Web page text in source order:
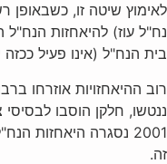
לאימוץ שיטה זו, כשבאופן
נח"ל עוז) להיאחזות
בית הנח"ל (אינו פעיל ככזה
רוב ההיאחזויות אוזרחו
ננטשו, חלקן הוסבו
2001 נסגרה היאחזות
זה‏.